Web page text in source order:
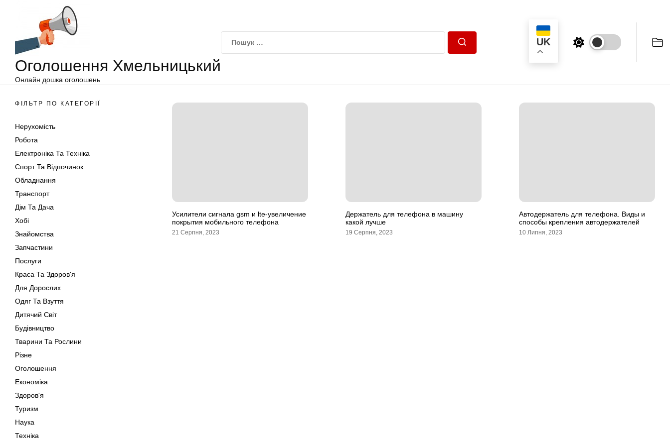
Оголошення Хмельницький
Онлайн дошка оголошень
UK
ФІЛЬТР ПО КАТЕГОРІЇ
Нерухомість
Робота
Електроніка Та Техніка
Спорт Та Відпочинок
Обладнання
Транспорт
Дім Та Дача
Хобі
Знайомства
Запчастини
Послуги
Краса Та Здоров'я
Для Дорослих
Одяг Та Взуття
Дитячий Світ
Будівництво
Тварини Та Рослини
Різне
Оголошення
Економіка
Здоров'я
Туризм
Наука
Техніка
Усилители сигнала gsm и lte-увеличение
покрытия мобильного телефона
21 Серпня, 2023
Держатель для телефона в машину
какой лучше
19 Серпня, 2023
Автодержатель для телефона. Виды и
способы крепления автодержателей
10 Липня, 2023